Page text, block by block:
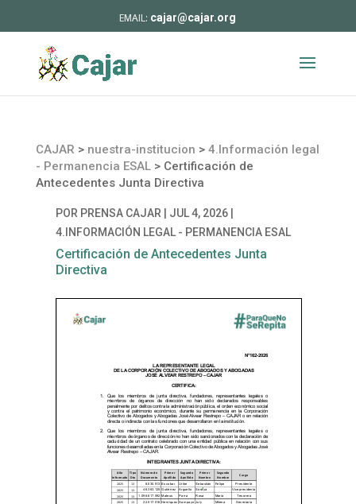
cajar@cajar.org
CAJAR > nuestra-institucion > 4.Información legal
- Permanencia ESAL> Certificación de
Antecedentes Junta Directiva
POR PRENSA CAJAR JUL 4, 2026|
4.INFORMACIÓN LEGAL - PERMANENCIA ESAL
Certificación de Antecedentes Junta
Directiva